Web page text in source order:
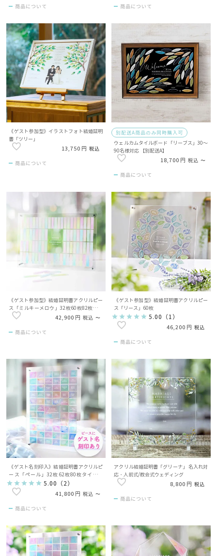
商品について 商品について
《ゲスト参加型》イラストフォト結婚証明
書「ツリー」
13,750 税込
商品について
別配送A商品のみ同時購入可
ウェルカムタイルボード「リーブス」30～
90名様対応 【別配送A】
18,700 税込 〜
商品について
《ゲスト参加型》結婚証明書アクリルピー
ス「ミルキーメロウ」32枚60枚82枚タイ
プ有（ゲスト名入）
42,900 税込 〜
商品について
《ゲスト参加型》結婚証明書アクリルピー
ス「リース」60枚
5.00 （ 1 ）
46,200 税込
商品について
《ゲスト名刻印入》結婚証明書アクリルピ
ース「ペール」32枚62枚80枚タイプ有
（ゲスト名入） 5.00 （ 2 ）
41,800 税込 〜
商品について
アクリル結婚証明書「グリーナ」 名入れ対
応・人前式/教会式ウェディング
8,800 税込
商品について